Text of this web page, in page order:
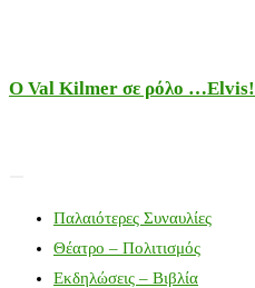
Ο Val Kilmer σε ρόλο …Elvis!
Παλαιότερες Συναυλίες
Θέατρο – Πολιτισμός
Εκδηλώσεις – Βιβλία